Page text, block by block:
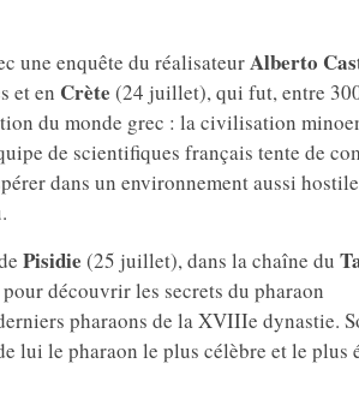
une enquête du réalisateurAlberto
et en Crète (24 juillet), qui fut, entre
du monde grec : la civilisation
de scientifiques français tente de
dans un environnement aussi
Pisidie (25 juillet), dans la chaîne du
pour découvrir les secrets du pharaon
pharaons de la XVIIIe dynastie.
lui le pharaon le plus célèbre et le plus